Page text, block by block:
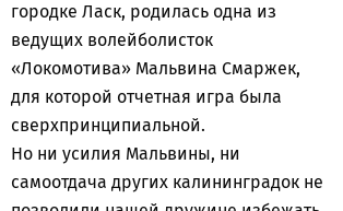
городке Ласк, родилась одна из
ведущих волейболисток
«Локомотива» Мальвина Смаржек,
для которой отчетная игра была
сверхпринципиальной.
Но ни усилия Мальвины, ни
самоотдача других калининградок не